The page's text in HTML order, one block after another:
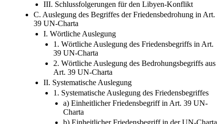
C. Auslegung des Begriffes der Friedensbedrohung in Art.
39 UN-Charta
I. Wörtliche Auslegung
1. Wörtliche Auslegung des Friedensbegriffs in Art.
39 UN-Charta
2. Wörtliche Auslegung des Bedrohungsbegriffs aus
Art. 39 UN-Charta
II. Systematische Auslegung
1. Systematische Auslegung des Friedensbegriffes
a) Einheitlicher Friedensbegriff in Art. 39 UN-
Charta
b) Einheitlicher Friedensbegriff in der UN-Charta